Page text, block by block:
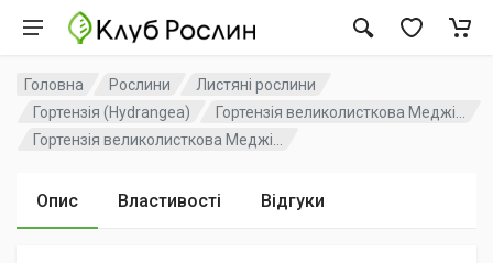
Головна Рослини
Листяні рослини
Гортензія (Hydrangea)
Гортензія великолисткова Меджі...
Гортензія великолисткова Меджі...
Опис Властивості Відгуки